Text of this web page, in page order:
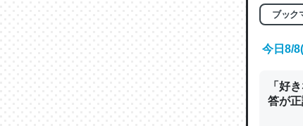
これ
の
やす
ブック
今日8/
「好
答が